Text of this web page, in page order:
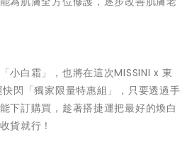
小白霜」，也將在這次MISSINI x 東
閃「獨家限量特惠組」，只要透過手
下訂購買，趁著搭捷運把最好的煥白
貨就行！